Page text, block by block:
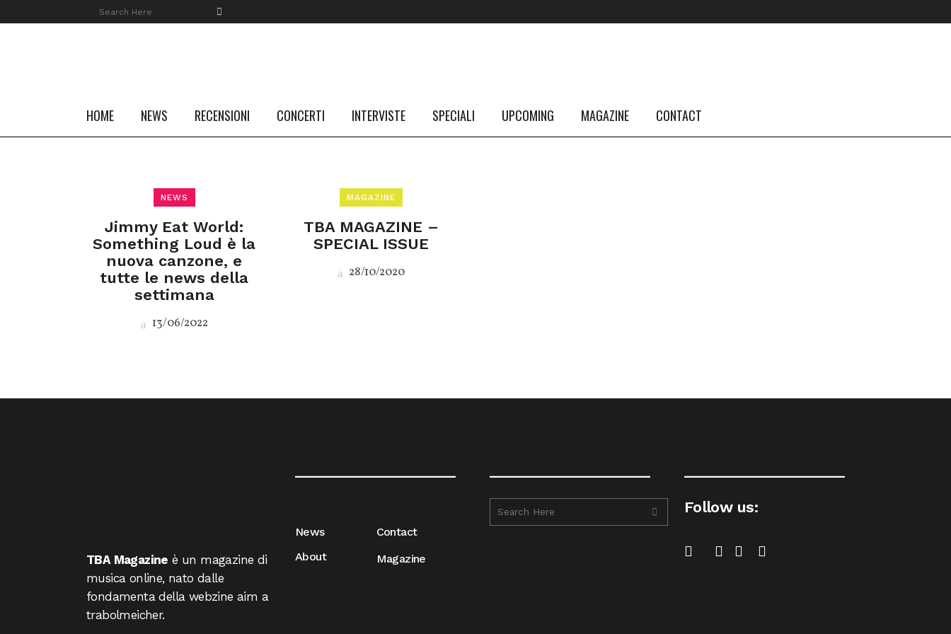
HOME NEWS RECENSIONI CONCERTI INTERVISTE SPECIALI UPCOMING MAGAZINE CONTACT
NEWS
Jimmy Eat World:
Something Loud è la
nuova canzone, e
tutte le news della
settimana
13/06/2022
MAGAZINE
TBA MAGAZINE –
SPECIAL ISSUE
28/10/2020
FOLLOW US #TBA
INSTAGRAM FEED
TBA Magazine è un magazine di
musica online, nato dalle
fondamenta della webzine aim a
trabolmeicher.
News
About
Contact
Magazine
Follow us: